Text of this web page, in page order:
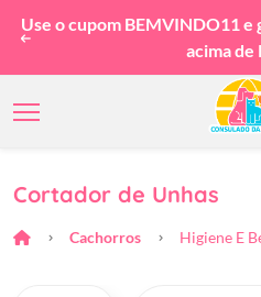
Use o cupom BEMVINDO11 e
acima de
Cortador de Unhas
Cachorros Higiene E